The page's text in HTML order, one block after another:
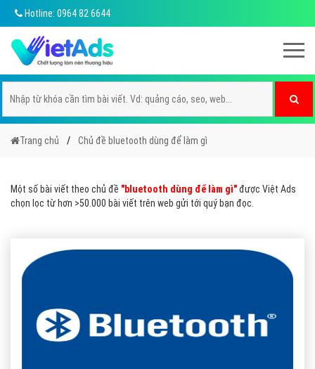
Hotline: 0964 82 6644
Trang chủ Chủ đề bluetooth dùng để làm gì
Một số bài viết theo chủ đề "bluetooth dùng để làm gì"được Việt Ads
chọn lọc từ hơn >50.000 bài viết trên web gửi tới quý bạn đọc.